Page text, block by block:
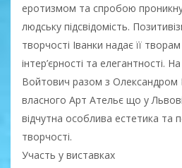
еротизмом та спробою
людську підсвідомість.
творчості Іванки надає її
інтер’єрності та елегантності.
Войтович разом з
власного Арт Ательє що у
відчутна особлива естетика та
творчості.
Участь у виставках